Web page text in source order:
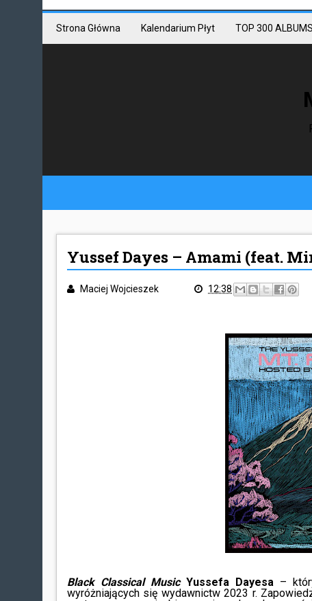
Strona Główna Kalendarium Płyt TOP 300
Yussef Dayes – Amami (feat.
Maciej Wojcieszek 12:38
Black Classical Music Yussefa Dayesa–
wyróżniających się wydawnictw 2023 r.